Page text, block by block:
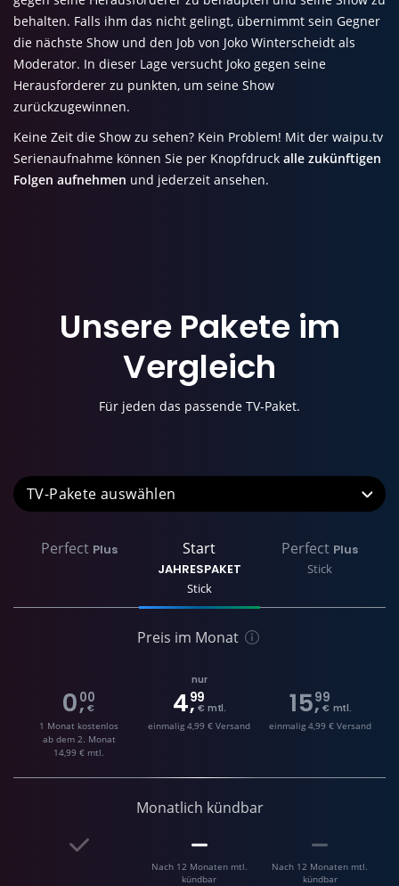
behalten. Falls ihm das nicht gelingt, übernimmt sein Gegner
die nächste Show und den Job von Joko Winterscheidt als
Moderator. In dieser Lage versucht Joko gegen seine
Herausforderer zu punkten, um seine Show
zurückzugewinnen.
Keine Zeit die Show zu sehen? Kein Problem! Mit der waipu.tv
Serienaufnahme können Sie per Knopfdruck alle zukünftigen
Folgen aufnehmen und jederzeit ansehen.
Unsere Pakete im
Vergleich
Für jeden das passende TV-Paket.
TV-Pakete
Perfect Plus Start
JAHRESPAKET
Stick
Perfect Plus
Stick
Preis im Monat
0,00
€
1 Monat kostenlos
ab dem 2. Monat
14,99 € mtl.
nur
4,99
€ mtl.
einmalig 4,99 € Versand
15,99
€ mtl.
einmalig 4,99 € Versand
Monatlich kündbar
Nach 12 Monaten mtl.
kündbar
Nach 12 Monaten mtl.
kündbar